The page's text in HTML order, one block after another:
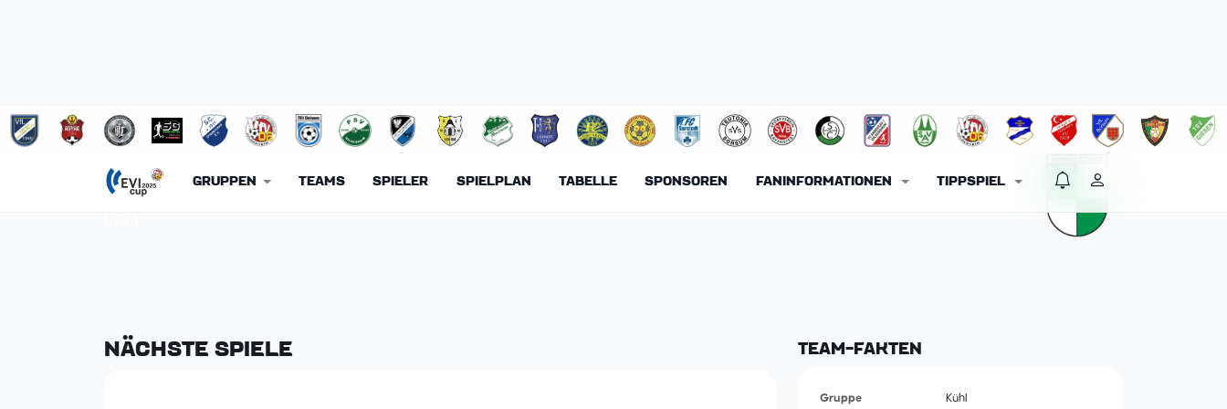
GRUPPEN TEAMS SPIELER SPIELPLAN TABELLE SPONSOREN FANINFORMATIONEN TIPPSPIEL
TUS GW HIMMELSTHÜR
NÄCHSTE SPIELE TEAM-FAKTEN
Gruppe Kühl